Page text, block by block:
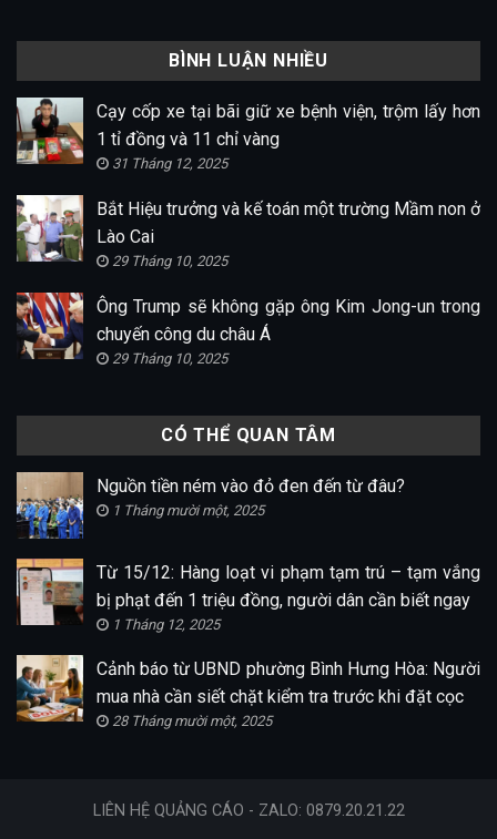
BÌNH LUẬN NHIỀU
Cạy cốp xe tại bãi giữ xe bệnh viện, trộm lấy hơn
1 tỉ đồng và 11 chỉ vàng
31 Tháng 12, 2025
Bắt Hiệu trưởng và kế toán một trường Mầm non ở
Lào Cai
29 Tháng 10, 2025
Ông Trump sẽ không gặp ông Kim Jong-un trong
chuyến công du châu Á
29 Tháng 10, 2025
CÓ THỂ QUAN TÂM
Nguồn tiền ném vào đỏ đen đến từ đâu?
1 Tháng mười một, 2025
Từ 15/12: Hàng loạt vi phạm tạm trú – tạm vắng
bị phạt đến 1 triệu đồng, người dân cần biết ngay
1 Tháng 12, 2025
Cảnh báo từ UBND phường Bình Hưng Hòa: Người
mua nhà cần siết chặt kiểm tra trước khi đặt cọc
28 Tháng mười một, 2025
LIÊN HỆ QUẢNG CÁO - ZALO: 0879.20.21.22